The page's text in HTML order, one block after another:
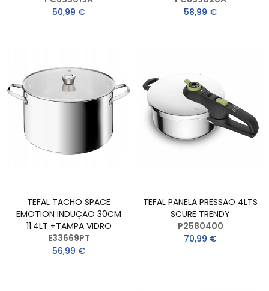
50,99 €
58,99 €
TEFAL TACHO SPACE
EMOTION INDUÇAO 30CM
11.4LT +TAMPA VIDRO
E33669PT
56,99 €
TEFAL PANELA PRESSAO 4LTS
SCURE TRENDY
P2580400
70,99 €